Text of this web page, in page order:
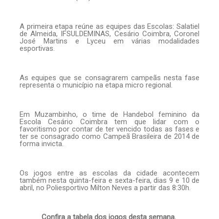
A primeira etapa reúne as equipes das Escolas: Salatiel
de Almeida, IFSULDEMINAS, Cesário Coimbra, Coronel
José Martins e Lyceu em várias modalidades
esportivas.
As equipes que se consagrarem campeãs nesta fase
representa o município na etapa micro regional.
Em Muzambinho, o time de Handebol feminino da
Escola Cesário Coimbra tem que lidar com o
favoritismo por contar de ter vencido todas as fases e
ter se consagrado como Campeã Brasileira de 2014 de
forma invicta.
Os jogos entre as escolas da cidade acontecem
também nesta quinta-feira e sexta-feira, dias 9 e 10 de
abril, no Poliesportivo Milton Neves a partir das 8:30h.
Confira a tabela dos jogos desta semana.